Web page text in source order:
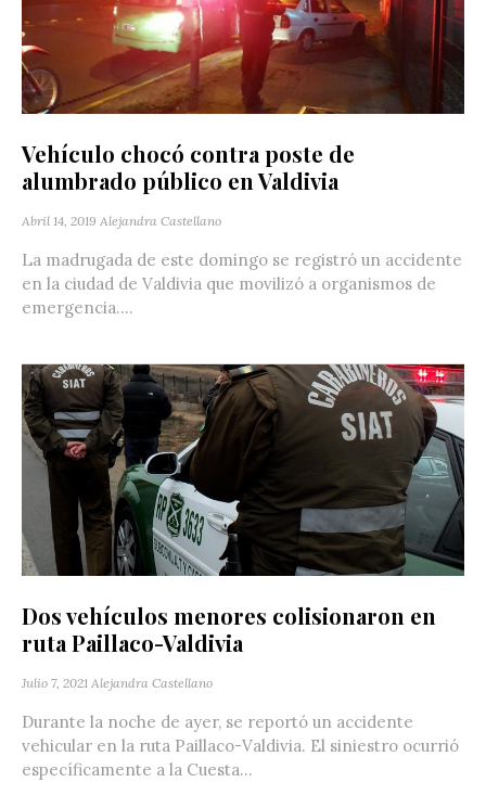
Vehículo chocó contra poste de
alumbrado público en Valdivia
Abril 14, 2019 Alejandra Castellano
La madrugada de este domingo se registró un accidente
en la ciudad de Valdivia que movilizó a organismos de
emergencia....
Dos vehículos menores colisionaron en
ruta Paillaco-Valdivia
Julio 7, 2021 Alejandra Castellano
Durante la noche de ayer, se reportó un accidente
vehicular en la ruta Paillaco-Valdivia. El siniestro ocurrió
específicamente a la Cuesta...